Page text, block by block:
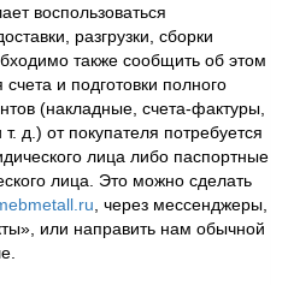
воспользоваться
разгрузки, сборки
также сообщить об этом
и подготовки полного
(накладные, счета-фактуры,
д.) от покупателя потребуется
лица либо паспортные
лица. Это можно сделать
, через мессенджеры,
или направить нам обычной